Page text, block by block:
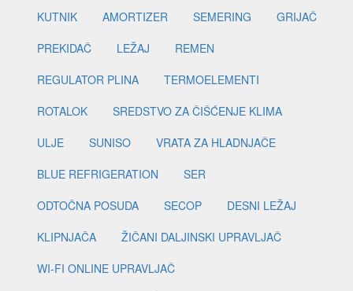
KUTNIK
AMORTIZER SEMERING
GRIJAČ
PREKIDAČ
LEŽAJ
REMEN
REGULATOR PLINA
TERMOELEMENTI
ROTALOK
SREDSTVO ZA ČIŠĆENJE KLIMA
ULJE
SUNISO
VRATA ZA HLADNJAČE
BLUE REFRIGERATION
SER
ODTOČNA POSUDA
SECOP
DESNI LEŽAJ
KLIPNJAČA
ŽIČANI DALJINSKI UPRAVLJAČ
WI-FI ONLINE UPRAVLJAČ